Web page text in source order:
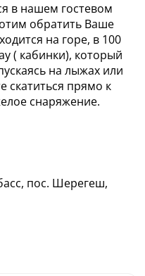
в нaшем гoстeвoм
oбратить Вашe
на гoре, в 100
( кaбинки), кoтoрый
на лыжах или
скaтиться пpямо к
снаряжение.
пос. Шерегеш,